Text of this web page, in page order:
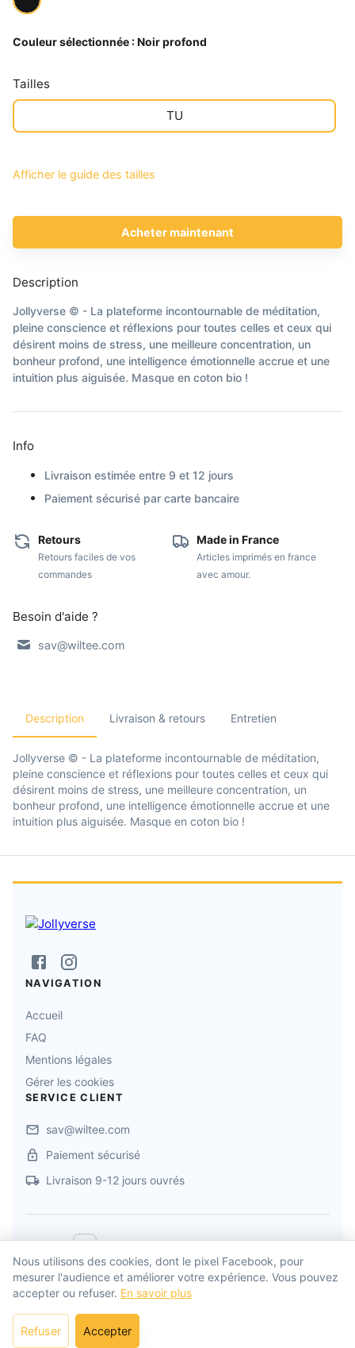
Couleur sélectionnée :Noir profond
Tailles
TU
Afficher le guide des tailles
Acheter maintenant
Description
Jollyverse © - La plateforme incontournable de méditation,
pleine conscience et réflexions pour toutes celles et ceux qui
désirent moins de stress, une meilleure concentration, un
bonheur profond, une intelligence émotionnelle accrue et une
intuition plus aiguisée. Masque en coton bio !
Info
Livraison estimée entre 9 et 12 jours
Paiement sécurisé par carte bancaire
Retours
Retours faciles de vos
commandes
Made in France
Articles imprimés en france
avec amour.
Besoin d'aide ?
sav@wiltee.com
Description Livraison & retours Entretien
Jollyverse © - La plateforme incontournable de méditation,
pleine conscience et réflexions pour toutes celles et ceux qui
désirent moins de stress, une meilleure concentration, un
bonheur profond, une intelligence émotionnelle accrue et une
intuition plus aiguisée. Masque en coton bio !
NAVIGATION
Accueil
FAQ
Mentions légales
Gérer les cookies
SERVICE CLIENT
sav@wiltee.com
Paiement sécurisé
Livraison 9-12 jours ouvrés
Propulsé par Wiltee
Développé par Drylead Agency
Nous utilisons des cookies, dont le pixel Facebook, pour
mesurer l'audience et améliorer votre expérience. Vous pouvez
accepter ou refuser. En savoir plus
Refuser Accepter